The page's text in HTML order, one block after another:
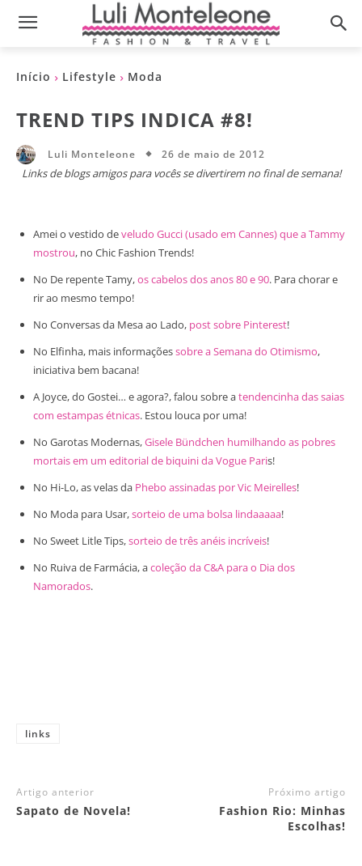
Início Lifestyle Moda
TREND TIPS INDICA #8!
Luli Monteleone 26 de maio de 2012
Links de blogs amigos para vocês se divertirem no final de semana!
Amei o vestido develudo Gucci (usado em Cannes) que a Tammy
mostrou, no Chic Fashion Trends!
No De repente Tamy,os cabelos dos anos 80 e 90. Para chorar e
rir ao mesmo tempo!
No Conversas da Mesa ao Lado, post sobre Pinterest!
No Elfinha, mais informaçõessobre a Semana do Otimismo,
iniciativa bem bacana!
A Joyce, do Gostei… e agora?, falou sobre atendencinha das saias
com estampas étnicas. Estou louca por uma!
No Garotas Modernas,Gisele Bündchen humilhando as pobres
mortais em um editorial de biquini da Vogue Paris!
No Hi-Lo, as velas da Phebo assinadas por Vic Meirelles!
No Moda para Usar,sorteio de uma bolsa lindaaaaa!
No Sweet Litle Tips,sorteio de três anéis incríveis!
No Ruiva de Farmácia, acoleção da C&A para o Dia dos
Namorados.
links
Artigo anterior
Sapato de Novela!
Próximo artigo
Fashion Rio: Minhas
Escolhas!